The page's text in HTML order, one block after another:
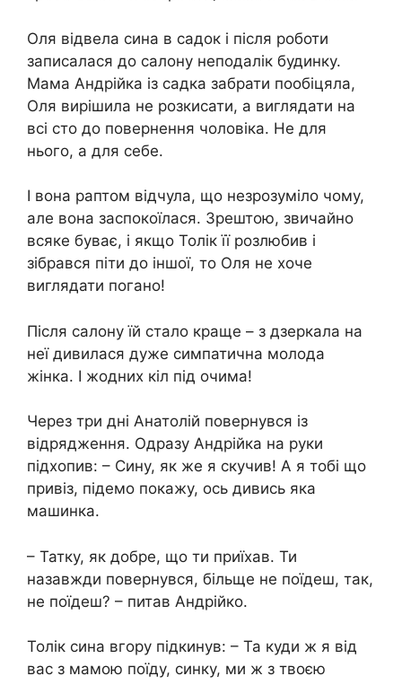
Оля відвела сина в садок і після роботи
записалася до салону неподалік будинку.
Мама Андрійка із садка забрати пообіцяла,
Оля вирішила не розкисати, а виглядати на
всі сто до повернення чоловіка. Не для
нього, а для себе.
І вона раптом відчула, що незрозуміло чому,
але вона заспокоїлася. Зрештою, звичайно
всяке буває, і якщо Толік її розлюбив і
зібрався піти до іншої, то Оля не хоче
виглядати погано!
Після салону їй стало краще – з дзеркала на
неї дивилася дуже симпатична молода
жінка. І жодних кіл під очима!
Через три дні Анатолій повернувся із
відрядження. Одразу Андрійка на руки
підхопив: – Сину, як же я скучив! А я тобі що
привіз, підемо покажу, ось дивись яка
машинка.
– Татку, як добре, що ти приїхав. Ти
назавжди повернувся, більще не поїдеш, так,
не поїдеш? – питав Андрійко.
Толік сина вгору підкинув: – Та куди ж я від
вас з мамою поїду, синку, ми ж з твоєю